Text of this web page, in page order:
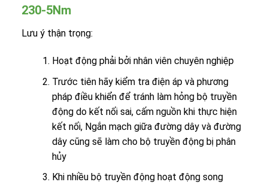
230-5Nm
Lưu ý thận trọng:
Hoạt động phải bởi nhân viên chuyên nghiệp
Trước tiên hãy kiểm tra điện áp và phương
pháp điều khiển để tránh làm hỏng bộ truyền
động do kết nối sai, cấm nguồn khi thực hiện
kết nối, Ngắn mạch giữa đường dây và đường
dây cũng sẽ làm cho bộ truyền động bị phân
hủy
Khi nhiều bộ truyền động hoạt động song